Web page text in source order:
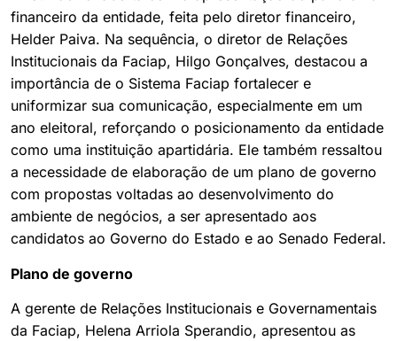
financeiro da entidade, feita pelo diretor financeiro,
Helder Paiva. Na sequência, o diretor de Relações
Institucionais da Faciap, Hilgo Gonçalves, destacou a
importância de o Sistema Faciap fortalecer e
uniformizar sua comunicação, especialmente em um
ano eleitoral, reforçando o posicionamento da entidade
como uma instituição apartidária. Ele também ressaltou
a necessidade de elaboração de um plano de governo
com propostas voltadas ao desenvolvimento do
ambiente de negócios, a ser apresentado aos
candidatos ao Governo do Estado e ao Senado Federal.
Plano de governo
A gerente de Relações Institucionais e Governamentais
da Faciap, Helena Arriola Sperandio, apresentou as